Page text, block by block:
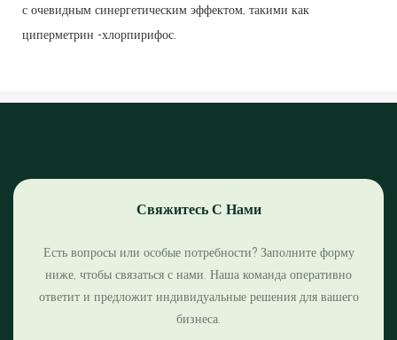
с очевидным синергетическим эффектом, такими как
циперметрин -хлорпирифос.
Свяжитесь С Нами
Есть вопросы или особые потребности? Заполните форму
ниже, чтобы связаться с нами. Наша команда оперативно
ответит и предложит индивидуальные решения для вашего
бизнеса.